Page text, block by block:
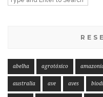
abelha agrotóxico
australia ave aves